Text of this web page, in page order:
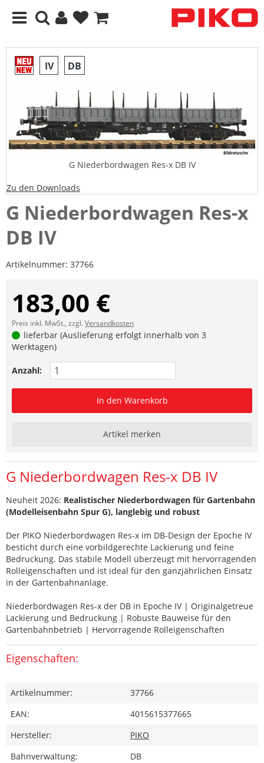
IV DB
G Niederbordwagen Res-x DB IV
Zu den Downloads
G Niederbordwagen Res-x
DB IV
Artikelnummer: 37766
183,00 €
Preis inkl. MwSt., zzgl.Versandkosten
lieferbar (Auslieferung erfolgt innerhalb von 3
Werktagen)
Anzahl:
In den Warenkorb
Artikel merken
G Niederbordwagen Res-x DB IV
Neuheit 2026: Realistischer Niederbordwagen für Gartenbahn
(Modelleisenbahn Spur G), langlebig und robust
Der PIKO Niederbordwagen Res-x im DB-Design der Epoche IV
besticht durch eine vorbildgerechte Lackierung und feine
Bedruckung. Das stabile Modell überzeugt mit hervorragenden
Rolleigenschaften und ist ideal für den ganzjährlichen Einsatz
in der Gartenbahnanlage.
Niederbordwagen Res-x der DB in Epoche IV | Originalgetreue
Lackierung und Bedruckung | Robuste Bauweise für den
Gartenbahnbetrieb | Hervorragende Rolleigenschaften
Eigenschaften:
Artikelnummer:
37766
EAN:
4015615377665
Hersteller:
PIKO
Bahnverwaltung:
DB